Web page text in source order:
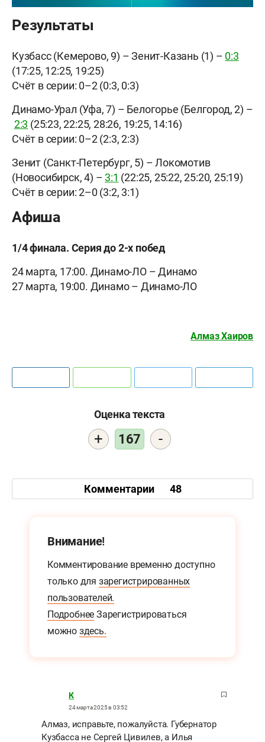
Результаты
Кузбасс (Кемерово, 9) – Зенит-Казань (1) – 0:3
(17:25, 12:25, 19:25)
Счёт в серии: 0–2 (0:3, 0:3)
Динамо-Урал (Уфа, 7) – Белогорье (Белгород, 2) –
2:3 (25:23, 22:25, 28:26, 19:25, 14:16)
Счёт в серии: 0–2 (2:3, 2:3)
Зенит (Санкт-Петербург, 5) – Локомотив
(Новосибирск, 4) – 3:1 (22:25, 25:22, 25:20, 25:19)
Счёт в серии: 2–0 (3:2, 3:1)
Афиша
1/4 финала. Серия до 2-х побед
24 марта, 17:00. Динамо-ЛО – Динамо
27 марта, 19:00. Динамо – Динамо-ЛО
Алмаз Хаиров
Оценка текста
+ 167 -
Комментарии 48
Внимание!
Комментирование временно доступно
только для зарегистрированных
пользователей.
Подробнее Зарегистрироваться
можно здесь.
К
24 марта 2025 в 03:52
Алмаз, исправьте, пожалуйста. Губернатор
Кузбасса не Сергей Цивилев, а Илья